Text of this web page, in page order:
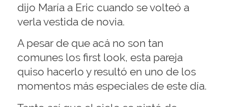
dijo María a Eric cuando se volteó a
verla vestida de novia. ⁣
A pesar de que acá no son tan
comunes los first look, esta pareja
quiso hacerlo y resultó en uno de los
momentos más especiales de este día.